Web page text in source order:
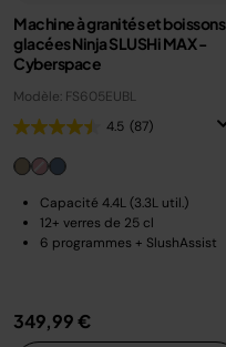
Machine à granités et boissons
glacées Ninja SLUSHi MAX -
Cyberspace
Modèle: FS605EUBL
4.5 (87)
Capacité 4.4L (3.3L util.)
12+ verres de 25 cl
6 programmes + SlushAssist
349,99 €